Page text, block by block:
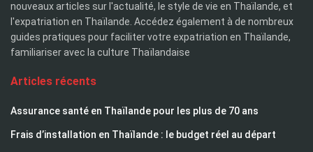
nouveaux articles sur l'actualité, le style de vie en Thaïlande, et
l'expatriation en Thaïlande. Accédez également à de nombreux
guides pratiques pour faciliter votre expatriation en Thaïlande,
familiariser avec la culture Thaïlandaise
Articles récents
Assurance santé en Thaïlande pour les plus de 70 ans
Frais d’installation en Thaïlande : le budget réel au départ